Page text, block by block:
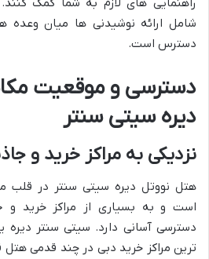
شامل ارائه نوشیدنی ها میان وعده
دسترس است.
دسترسی و موقعیت
دیره سیتی سنتر
نزدیکی به مراکز خرید و
هتل نووتل دیره سیتی سنتر در قلب
است و به بسیاری از مراکز خرید و
دسترسی آسانی دارد. سیتی سنتر دیره
ترین مراکز خرید دبی در چند قدمی هتل